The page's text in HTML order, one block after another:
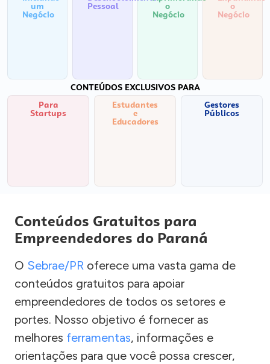
um
Negócio
Pessoal o
Negócio
o
Negócio
CONTEÚDOS EXCLUSIVOS PARA
Para
Startups
Estudantes
e
Educadores
Gestores
Públicos
Conteúdos Gratuitos para
Empreendedores do Paraná
O Sebrae/PR oferece uma vasta gama de
conteúdos gratuitos para apoiar
empreendedores de todos os setores e
portes. Nosso objetivo é fornecer as
melhores ferramentas, informações e
orientações para que você possa crescer,